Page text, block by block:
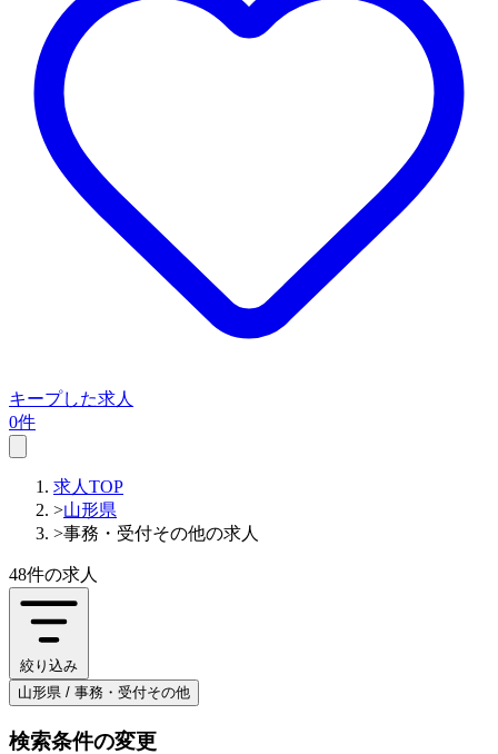
キープした求人
0件
求人TOP
>山形県
>事務・受付その他の求人
48件の求人
絞り込み
山形県 / 事務・受付その他
検索条件の変更